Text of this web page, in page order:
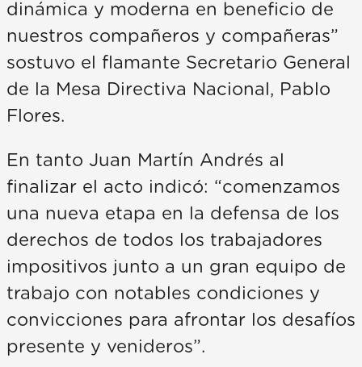
dinámica y moderna en beneficio de
nuestros compañeros y compañeras”
sostuvo el flamante Secretario General
de la Mesa Directiva Nacional, Pablo
Flores.
En tanto Juan Martín Andrés al
finalizar el acto indicó: “comenzamos
una nueva etapa en la defensa de los
derechos de todos los trabajadores
impositivos junto a un gran equipo de
trabajo con notables condiciones y
convicciones para afrontar los desafíos
presente y venideros”.